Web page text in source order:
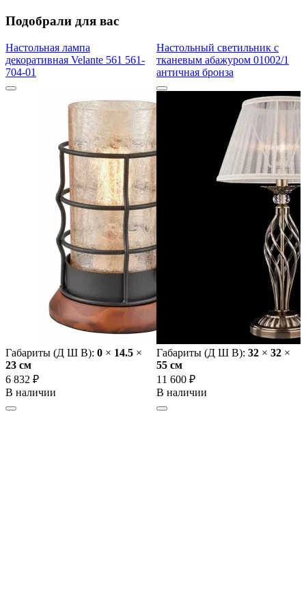
Подобрали для вас
Настольная лампа
декоративная Velante 561 561-
704-01
Габариты (Д Ш В): 0 × 14.5 ×
23 cм
6 832 ₽
В наличии
Настольный светильник с
тканевым абажуром 01002/1
античная бронза
Габариты (Д Ш В): 32 × 32 ×
55 cм
11 600 ₽
В наличии